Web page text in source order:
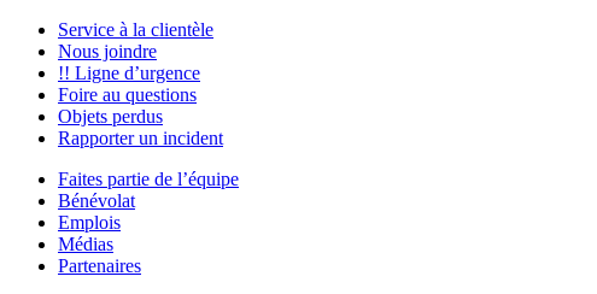
Service à la clientèle
Nous joindre
!! Ligne d’urgence
Foire au questions
Objets perdus
Rapporter un incident
Faites partie de l’équipe
Bénévolat
Emplois
Médias
Partenaires